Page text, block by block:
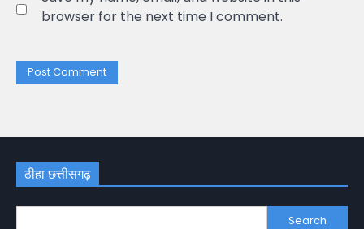
browser for the next time I comment.
ठीहा छत्तीसगढ़
Search